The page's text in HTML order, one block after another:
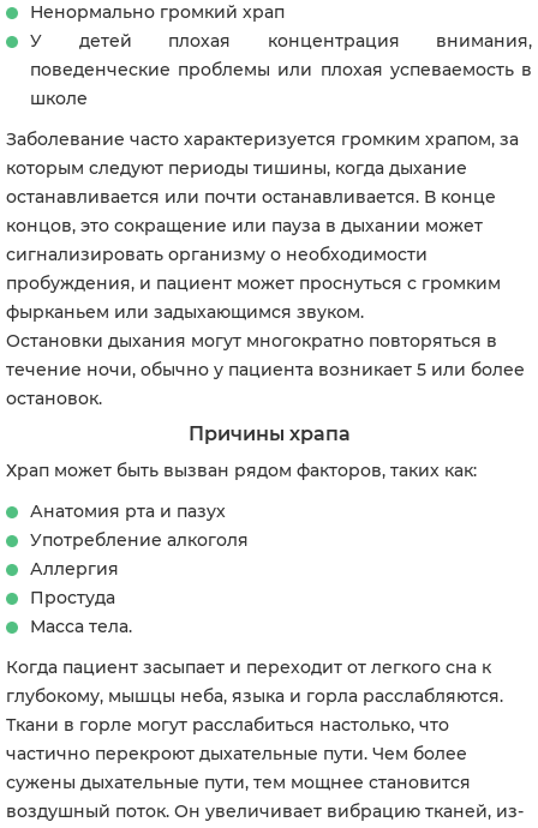
Ненормально громкий храп
У детей плохая концентрация внимания,
поведенческие проблемы или плохая успеваемость в
школе
Заболевание часто характеризуется громким храпом, за
которым следуют периоды тишины, когда дыхание
останавливается или почти останавливается. В конце
концов, это сокращение или пауза в дыхании может
сигнализировать организму о необходимости
пробуждения, и пациент может проснуться с громким
фырканьем или задыхающимся звуком.
Остановки дыхания могут многократно повторяться в
течение ночи, обычно у пациента возникает 5 или более
остановок.
Причины храпа
Храп может быть вызван рядом факторов, таких как:
Анатомия рта и пазух
Употребление алкоголя
Аллергия
Простуда
Масса тела.
Когда пациент засыпает и переходит от легкого сна к
глубокому, мышцы неба, языка и горла расслабляются.
Ткани в горле могут расслабиться настолько, что
частично перекроют дыхательные пути. Чем более
сужены дыхательные пути, тем мощнее становится
воздушный поток. Он увеличивает вибрацию тканей, из-